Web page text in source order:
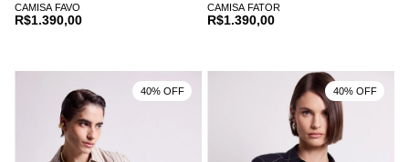
CAMISA FAVO
R$1.390,00
CAMISA FATOR
R$1.390,00
40% OFF 40% OFF